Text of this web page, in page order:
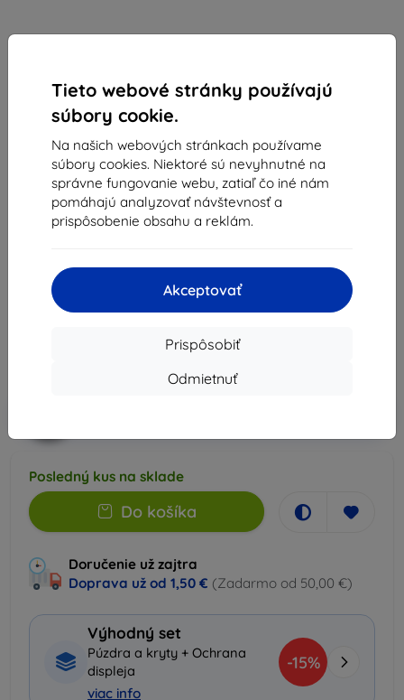
Tieto webové stránky používajú
súbory cookie.
Na našich webových stránkach používame
súbory cookies. Niektoré sú nevyhnutné na
správne fungovanie webu, zatiaľ čo iné nám
pomáhajú analyzovať návštevnosť a
prispôsobenie obsahu a reklám.
Akceptovať
Prispôsobiť
Odmietnuť
Sunnylife
Sunnylife clona slnečného svetla pre DJI RC
(YK676)
Vhodné pre: DJI RC
2v1 ochranný kryt a slnečná clona pre DJI RC —
nastaviteľné tienenie, ochrana obrazovky, tlačidiel a páčok,
11,89 €
Posledný kus na sklade
Do košíka
Doručenie už zajtra
Doprava už od 1,50 € (Zadarmo od 50,00 €)
Výhodný set
Púzdra a kryty + Ochrana
displeja
viac info
-15%